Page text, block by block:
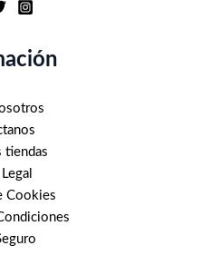
tiendas
Cookies